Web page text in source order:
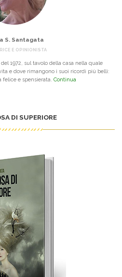
S. Santagata
E OPINIONISTA
1972, sul tavolo della casa nella quale
e dove rimangono i suoi ricordi più belli:
felice e spensierata. Continua
DI SUPERIORE